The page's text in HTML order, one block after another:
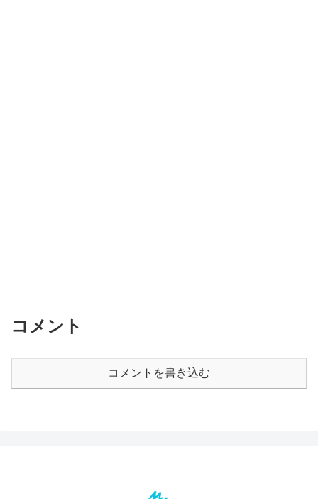
コメント
コメントを書き込む